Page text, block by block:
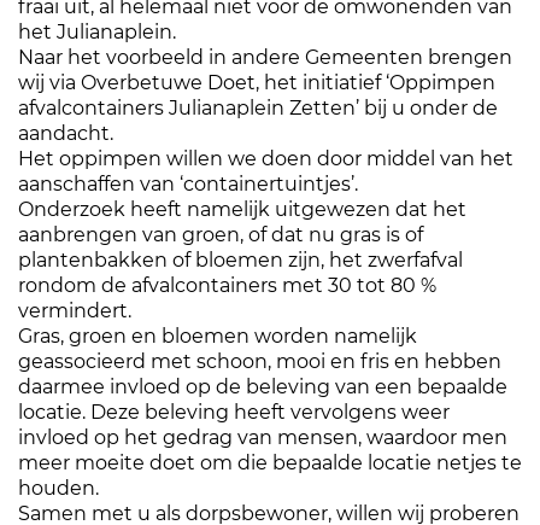
fraai uit, al helemaal niet voor de omwonenden van
het Julianaplein.
Naar het voorbeeld in andere Gemeenten brengen
wij via Overbetuwe Doet, het initiatief ‘Oppimpen
afvalcontainers Julianaplein Zetten’ bij u onder de
aandacht.
Het oppimpen willen we doen door middel van het
aanschaffen van ‘containertuintjes’.
Onderzoek heeft namelijk uitgewezen dat het
aanbrengen van groen, of dat nu gras is of
plantenbakken of bloemen zijn, het zwerfafval
rondom de afvalcontainers met 30 tot 80 %
vermindert.
Gras, groen en bloemen worden namelijk
geassocieerd met schoon, mooi en fris en hebben
daarmee invloed op de beleving van een bepaalde
locatie. Deze beleving heeft vervolgens weer
invloed op het gedrag van mensen, waardoor men
meer moeite doet om die bepaalde locatie netjes te
houden.
Samen met u als dorpsbewoner, willen wij proberen